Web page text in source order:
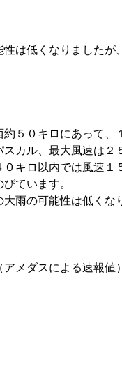
は低くなりましたが
５０キロにあって、
カル、最大風速は２
キロ以内では風速１
ています。
雨の可能性は低くな
メダスによる速報値）